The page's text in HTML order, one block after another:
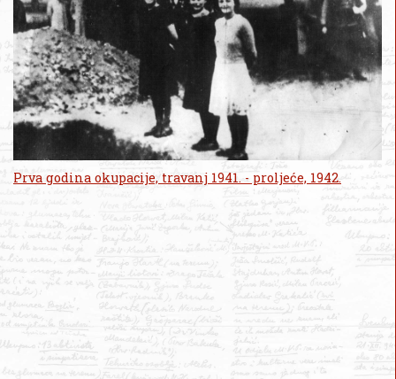
Prva godina okupacije, travanj 1941. - proljeće, 1942.